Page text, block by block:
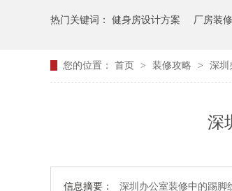
热门关键词： 健身房设计方案 厂房装
您的位置： 首页 > 装修攻略 > 深圳
深
信息摘要：
深圳办公室装修中的踢脚